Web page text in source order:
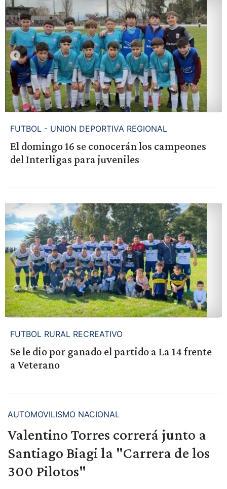
FUTBOL - UNION DEPORTIVA REGIONAL
El domingo 16 se conocerán los campeones
del Interligas para juveniles
FUTBOL RURAL RECREATIVO
Se le dio por ganado el partido a La 14 frente
a Veterano
AUTOMOVILISMO NACIONAL
Valentino Torres correrá junto a
Santiago Biagi la "Carrera de los
300 Pilotos"